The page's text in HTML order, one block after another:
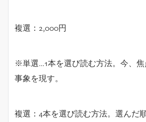
複選：2,000円
※単選…1本を選び読む方法。今、
事象を現す。
複選：4本を選び読む方法。選んだ